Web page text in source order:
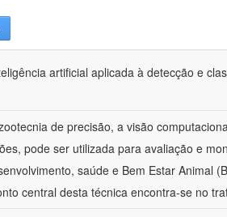
artificial aplicada à detecção e
de precisão, a visão
pode ser utilizada para avaliação e
saúde e Bem Estar Animal
central desta técnica encontra-se no